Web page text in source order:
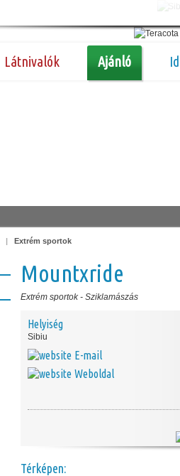
Látnivalók Ajánló
| Extrém sportok
Mountxride
Extrém sportok - Sziklamászás
Helyiség
Sibiu
E-mail
Weboldal
Térképen: